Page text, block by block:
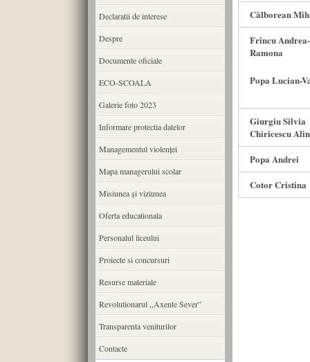
Călborean
Frîncu Andrea-
Ramona
Popa Lucian-
Giurgiu Silvia
Chiricescu Alin
Popa Andrei
Cotor Cristina
Declaratii de interese
Despre
Documente oficiale
ECO-SCOALA
Galerie foto 2023
Informare protectia datelor
Managementul violenței
Mapa managerului scolar
Misiunea şi viziunea
Oferta educationala
Personalul liceului
Proiecte si concursuri
Resurse materiale
Revolutionarul ,,Axente Sever”
Transparenta veniturilor
Contacte